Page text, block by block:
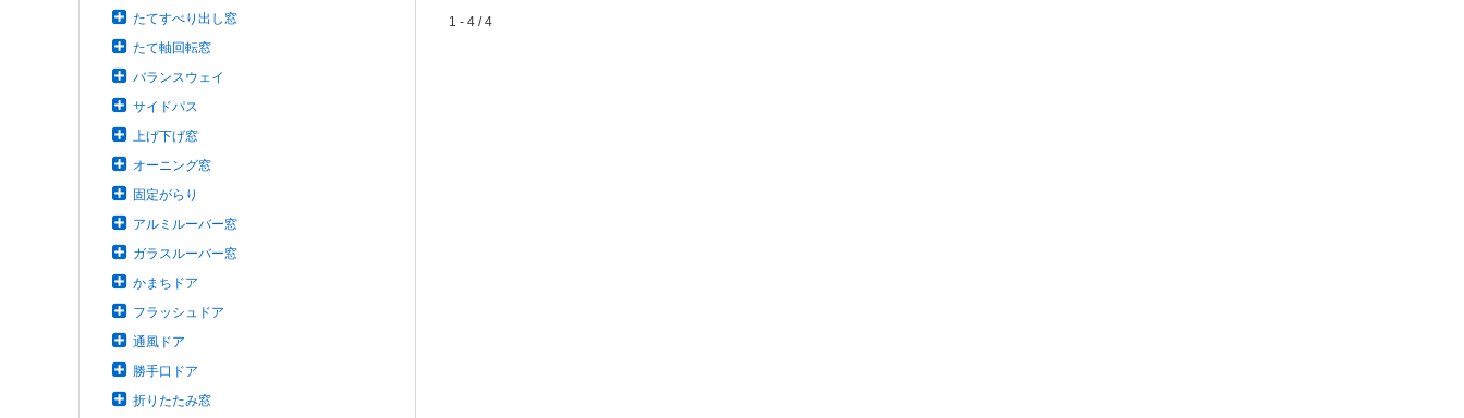
たてすべり出し窓
たて軸回転窓
バランスウェイ
サイドパス
上げ下げ窓
オーニング窓
固定がらり
アルミルーバー窓
ガラスルーバー窓
かまちドア
フラッシュドア
通風ドア
勝手口ドア
折りたたみ窓
1 - 4 / 4